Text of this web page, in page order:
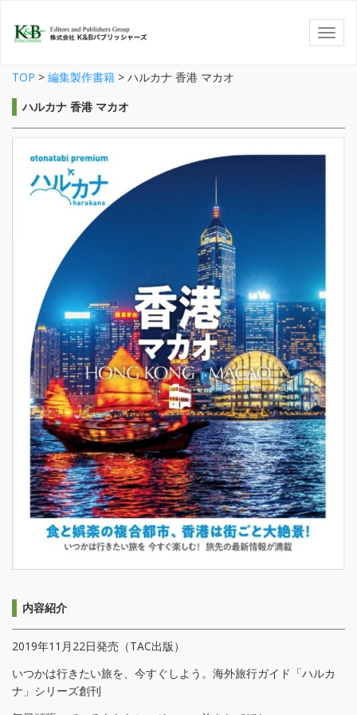
TOP > 編集製作書籍 > ハルカナ 香港 マカオ
ハルカナ 香港 マカオ
内容紹介
2019年11月22日発売（TAC出版）
いつかは行きたい旅を、今すぐしよう。海外旅行ガイド「ハルカ
ナ」シリーズ創刊